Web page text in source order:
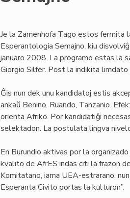
Je la Zamenhofa Tago estos fermita
Esperantologia Semajno, kiu
januaro 2008. La programo estas la
Giorgio Silfer. Post la indikita
Ĝis nun dek unu kandidatoj estis
ankaŭ Benino, Ruando, Tanzanio.
orienta Afriko. Por kandidatiĝi
selektadon. La postulata lingva
En Burundio aktivas por la
kvalito de AfrES indas citi la frazon
Komitatano, iama UEA-estrarano,
Esperanta Civito portas la kulturon”.